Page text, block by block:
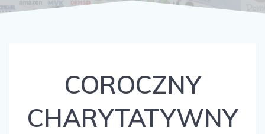
COROCZNY
CHARYTATYWNY